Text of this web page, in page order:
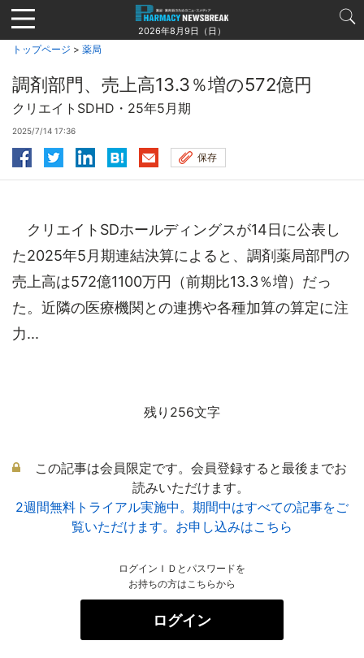
Jump
to
navigation
2026年8月9日（日）
トップページ > 薬局
調剤部門、売上高13.3％増の572億円
クリエイトSDHD・25年5月期
2025/7/14 17:36
保存
クリエイトSDホールディングスが14日に公表し
た2025年5月期連結決算によると、調剤薬局部門の
売上高は572億1100万円（前期比13.3％増）だっ
た。近隣の医療機関との連携や各種加算の算定に注
力...
残り256文字
この記事は会員限定です。会員登録すると最後までお
読みいただけます。
2週間無料トライアル実施中。期間中はすべての記事をご
覧いただけます。お申し込みはこちら
ログインＩＤとパスワードを
お持ちの方はこちらから
ログイン